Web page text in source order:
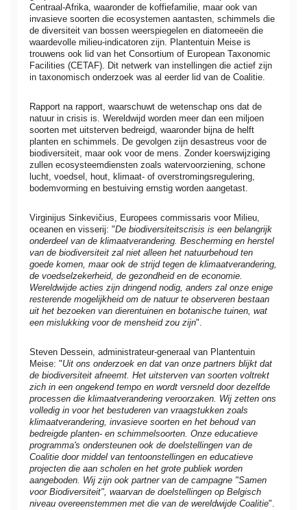
Centraal-Afrika, waaronder de koffiefamilie, maar ook van
invasieve soorten die ecosystemen aantasten, schimmels die
de diversiteit van bossen weerspiegelen en diatomeeën die
waardevolle milieu-indicatoren zijn. Plantentuin Meise is
trouwens ook lid van het Consortium of European Taxonomic
Facilities (CETAF). Dit netwerk van instellingen die actief zijn
in taxonomisch onderzoek was al eerder lid van de Coalitie.
Rapport na rapport, waarschuwt de wetenschap ons dat de
natuur in crisis is. Wereldwijd worden meer dan een miljoen
soorten met uitsterven bedreigd, waaronder bijna de helft
planten en schimmels. De gevolgen zijn desastreus voor de
biodiversiteit, maar ook voor de mens. Zonder koerswijziging
zullen ecosysteemdiensten zoals watervoorziening, schone
lucht, voedsel, hout, klimaat- of overstromingsregulering,
bodemvorming en bestuiving ernstig worden aangetast.
Virginijus Sinkevičius, Europees commissaris voor Milieu,
oceanen en visserij: "De biodiversiteitscrisis is een belangrijk
onderdeel van de klimaatverandering. Bescherming en herstel
van de biodiversiteit zal niet alleen het natuurbehoud ten
goede komen, maar ook de strijd tegen de klimaatverandering,
de voedselzekerheid, de gezondheid en de economie.
Wereldwijde acties zijn dringend nodig, anders zal onze enige
resterende mogelijkheid om de natuur te observeren bestaan
uit het bezoeken van dierentuinen en botanische tuinen, wat
een mislukking voor de mensheid zou zijn".
Steven Dessein, administrateur-generaal van Plantentuin
Meise: "Uit ons onderzoek en dat van onze partners blijkt dat
de biodiversiteit afneemt. Het uitsterven van soorten voltrekt
zich in een ongekend tempo en wordt versneld door dezelfde
processen die klimaatverandering veroorzaken. Wij zetten ons
volledig in voor het bestuderen van vraagstukken zoals
klimaatverandering, invasieve soorten en het behoud van
bedreigde planten- en schimmelsoorten. Onze educatieve
programma's ondersteunen ook de doelstellingen van de
Coalitie door middel van tentoonstellingen en educatieve
projecten die aan scholen en het grote publiek worden
aangeboden. Wij zijn ook partner van de campagne "Samen
voor Biodiversiteit", waarvan de doelstellingen op Belgisch
niveau overeenstemmen met die van de wereldwijde Coalitie".